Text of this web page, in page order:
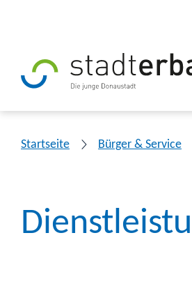
Startseite Bürger & Service